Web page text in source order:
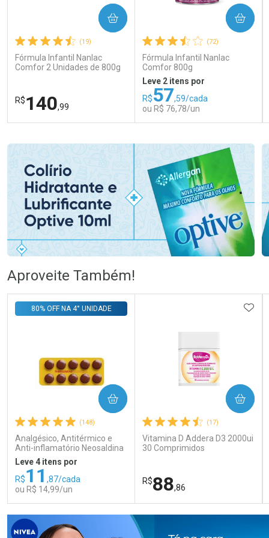
(19)
Fórmula Infantil Nanlac
Comfor 2 Unidades de 800g
R$140,99
COMPRAR
Comprar sem Desconto
Por R$ 140,99/cada
Comprar sem Desconto
Por R$ 140,99/cada
(72)
Fórmula Infantil Nanlac
Comfor 800g
Leve 2 itens por
R$57,59/cada
ou R$ 76,78/un
COMPRAR
Laboratório
Comprar sem Desconto
Por Menos
Comprar sem Desconto
Aproveite Também!
(148)
Analgésico, Antitérmico e
Anti-inflamatório Neosaldina
30mg + 300mg + 30mg 10
Drágeas
80% OFF NA 4° UNIDADE
Leve 4 itens por
R$11 ,87/cada
ou R$ 14,99/un
COMPRAR
FECHAR
Laboratório
FECHAR
(17)
Vitamina D Addera D3 2000ui
30 Comprimidos
R$88,86
COMPRAR
Laboratório